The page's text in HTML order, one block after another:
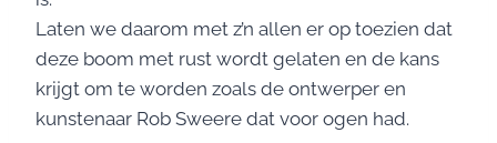
Laten we daarom met z’n allen er op toezien dat
deze boom met rust wordt gelaten en de kans
krijgt om te worden zoals de ontwerper en
kunstenaar Rob Sweere dat voor ogen had.